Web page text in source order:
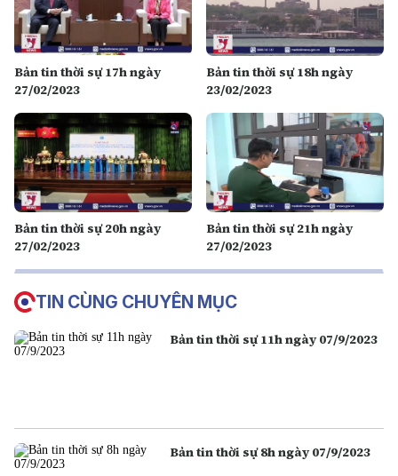
Bản tin thời sự 17h ngày
27/02/2023
Bản tin thời sự 18h ngày
23/02/2023
Bản tin thời sự 20h ngày
27/02/2023
Bản tin thời sự 21h ngày
27/02/2023
TIN CÙNG CHUYÊN MỤC
Bản tin thời sự 11h ngày 07/9/2023
Bản tin thời sự 8h ngày 07/9/2023